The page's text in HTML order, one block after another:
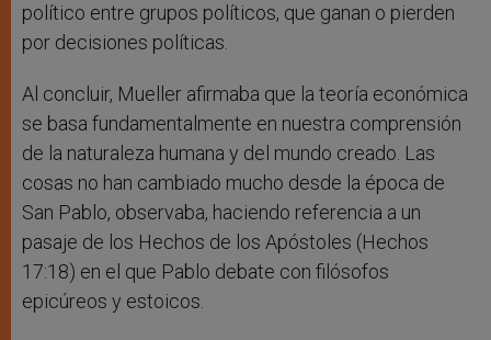
político entre grupos políticos, que ganan o pierden
por decisiones políticas.
Al concluir, Mueller afirmaba que la teoría económica
se basa fundamentalmente en nuestra comprensión
de la naturaleza humana y del mundo creado. Las
cosas no han cambiado mucho desde la época de
San Pablo, observaba, haciendo referencia a un
pasaje de los Hechos de los Apóstoles (Hechos
17:18) en el que Pablo debate con filósofos
epicúreos y estoicos.